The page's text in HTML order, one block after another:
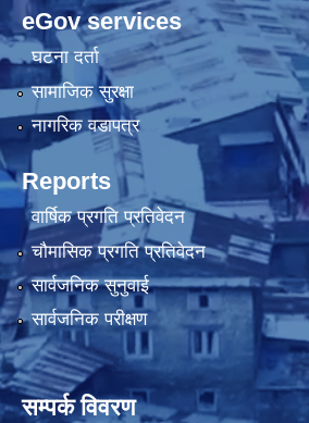
eGov services
घटना दर्ता
सामाजिक सुरक्षा
नागरिक वडापत्र
Reports
वार्षिक प्रगति प्रतिवेदन
चौमासिक प्रगति प्रतिवेदन
सार्वजनिक सुनुवाई
सार्वजनिक परीक्षण
सम्पर्क विवरण